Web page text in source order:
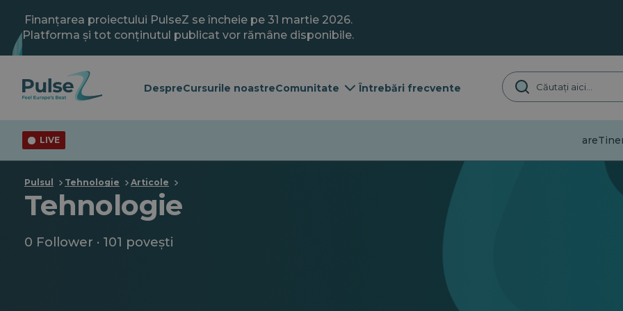
conținutul
principal
Finanțarea proiectului PulseZ se încheie pe 31 martie 2026.
Platforma și tot conținutul publicat vor rămâne disponibile.
DespreCursurile noastreComunitate Întrebări frecvente
LIVE Dezinformare
Pulsul Tehnologie Articole
Tehnologie
0 Follower · 101 povești